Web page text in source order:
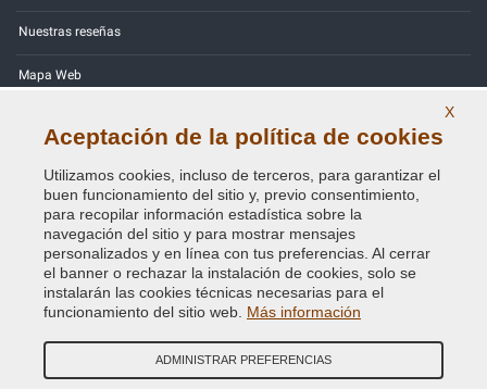
Nuestras reseñas
Mapa Web
Política de Privacidad - RGPD
Copyright © 2014 - 2026. All Rights Reserved.
Credits:E-COMIT
X
Aceptación de la política de cookies
Utilizamos cookies, incluso de terceros, para garantizar el
buen funcionamiento del sitio y, previo consentimiento,
para recopilar información estadística sobre la
navegación del sitio y para mostrar mensajes
personalizados y en línea con tus preferencias. Al cerrar
el banner o rechazar la instalación de cookies, solo se
instalarán las cookies técnicas necesarias para el
funcionamiento del sitio web. Más información
ADMINISTRAR PREFERENCIAS